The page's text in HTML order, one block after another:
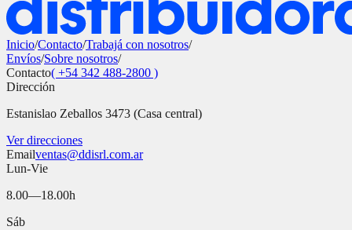
Inicio/Contacto/Trabajá con nosotros/
Envíos/Sobre nosotros/
Contacto( +54 342 488-2800 )
Dirección
Estanislao Zeballos 3473 (Casa central)
Ver direcciones
Emailventas@ddisrl.com.ar
Lun-Vie
8.00—18.00h
Sáb